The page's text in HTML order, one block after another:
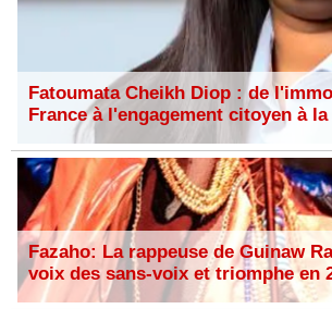
Fatoumata Cheikh Diop : de
France à l'engagement citoyen à la
Fazaho: La rappeuse de Guinaw
voix des sans-voix et triomphe en